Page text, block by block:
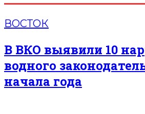
ВОСТОК
В ВКО выявили 10
водного
начала года